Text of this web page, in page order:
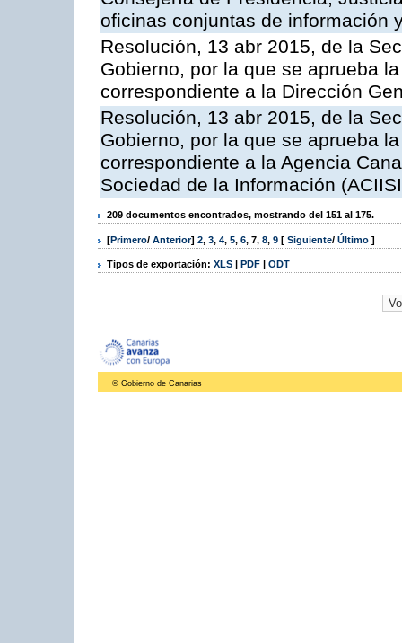
oficinas conjuntas de información
Resolución, 13 abr 2015, de la
Gobierno, por la que se aprueba
correspondiente a la Dirección
Resolución, 13 abr 2015, de la
Gobierno, por la que se aprueba
correspondiente a la Agencia
Sociedad de la Información
209 documentos encontrados, mostrando del 151 al 175.
[Primero/ Anterior] 2, 3, 4, 5, 6, 7, 8, 9 [ Siguiente/ Último ]
Tipos de exportación: XLS | PDF | ODT
© Gobierno de Canarias